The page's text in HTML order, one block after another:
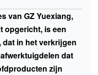
van GZ Yuexiang,
opgericht, is een
in het verkrijgen
dat
zijn